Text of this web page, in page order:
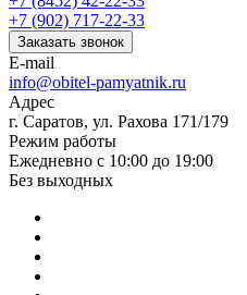
+7 (902) 717-22-33
Заказать звонок
E-mail
info@obitel-pamyatnik.ru
Адрес
г. Саратов, ул. Рахова 171/179
Режим работы
Ежедневно с 10:00 до 19:00
Без выходных